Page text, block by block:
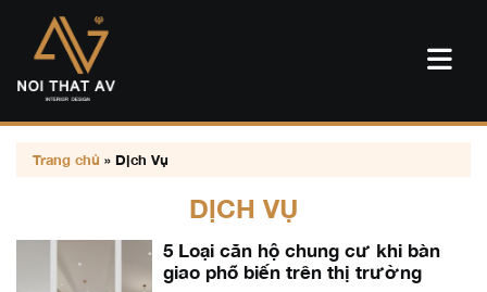
Trang chủ » Dịch Vụ
DỊCH VỤ
5 Loại căn hộ chung cư khi bàn
giao phổ biến trên thị trường